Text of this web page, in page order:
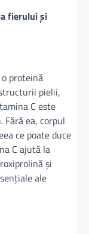
fierului și
proteină
pielii,
C este
Fără ea, corpul
ce poate duce
C ajută la
și
ale